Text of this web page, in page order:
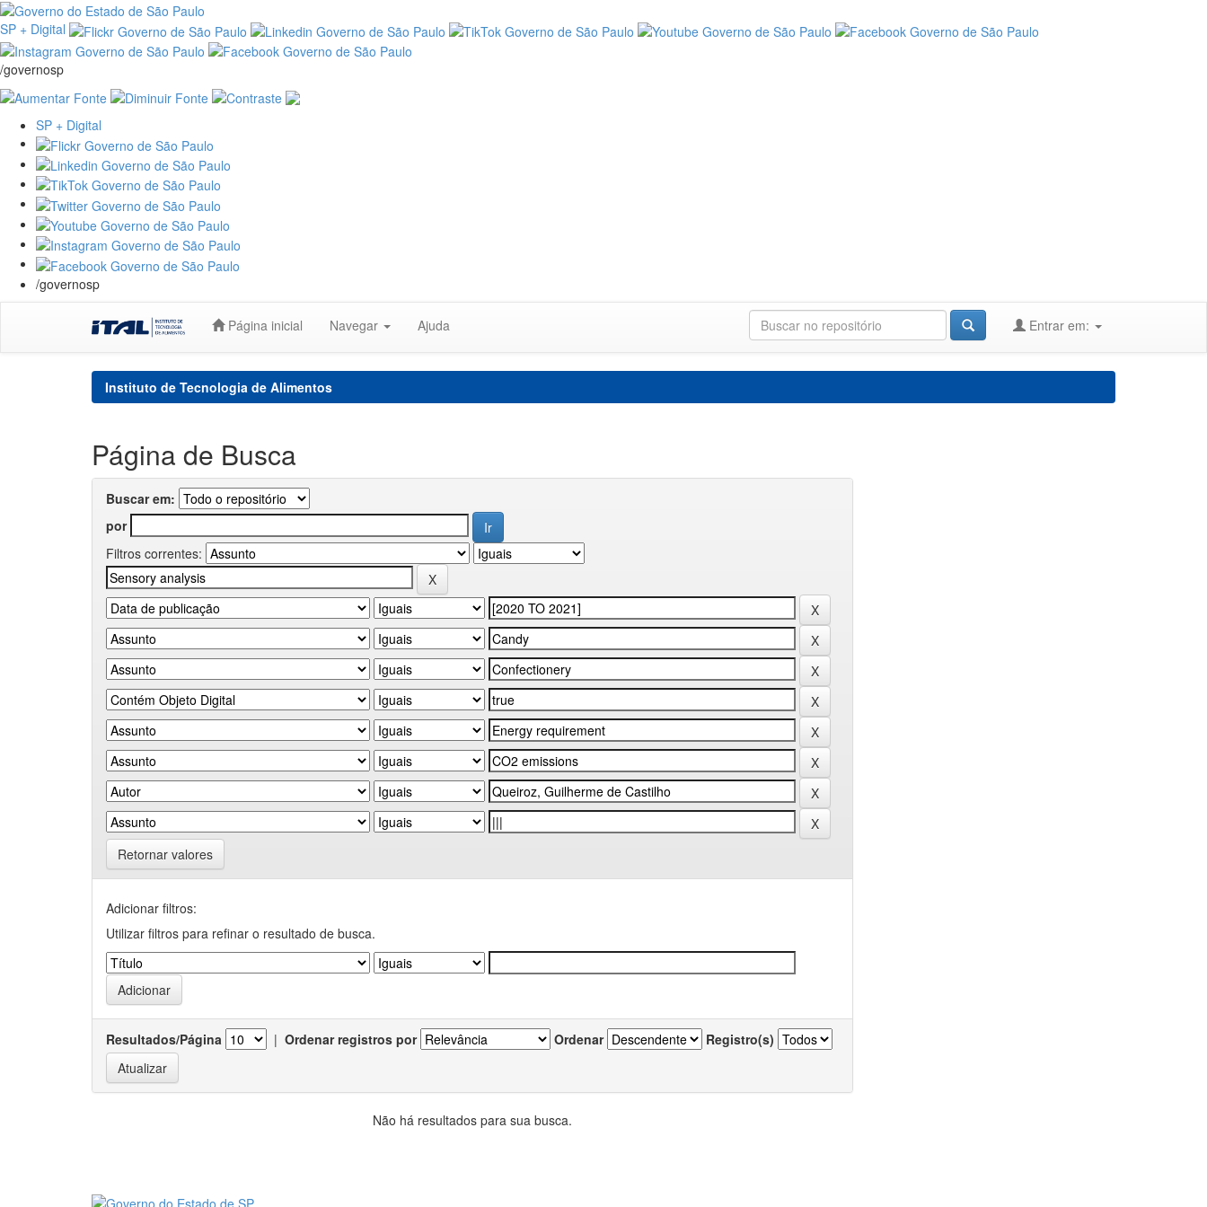
SP + Digital
/governosp
SP + Digital
/governosp
Página inicial Navegar Ajuda Entrar em:
Instituto de Tecnologia de Alimentos
Página de Busca
Buscar em:
por
Filtros correntes:
Retornar valores
Adicionar filtros:
Utilizar filtros para refinar o resultado de busca.
Resultados/Página | Ordenar registros por Ordenar Registro(s)
Não há resultados para sua busca.